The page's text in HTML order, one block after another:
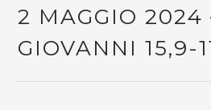
2 MAGGIO 2024
GIOVANNI 15,9-